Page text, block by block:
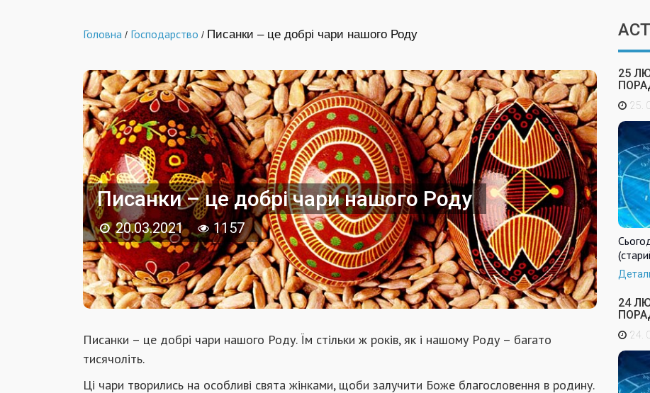
Головна / Господарство / Писанки – це добрі чари нашого Роду
Писанки – це добрі чари нашого Роду
20.03.2021 1157
Писанки – це добрі чари нашого Роду. Їм стільки ж років, як і нашому Роду – багато
тисячоліть.
Ці чари творились на особливі свята жінками, щоби залучити Боже благословення в родину.
25
25.
24
24.